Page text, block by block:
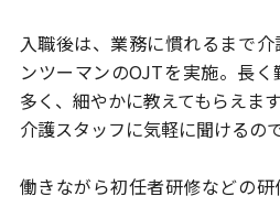
入職後は、業務に慣れるまで
ンツーマンのOJTを実施。長
多く、細やかに教えてもらえます
介護スタッフに気軽に聞けるの
働きながら初任者研修などの